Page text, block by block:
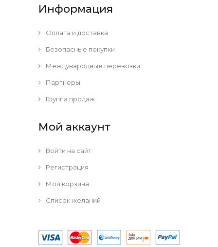
Информация
Оплата и доставка
Безопасные покупки
Международные перевозки
Партнеры
Группа продаж
Мой аккаунт
Войти на сайт
Регистрация
Моя корзина
Список желаний